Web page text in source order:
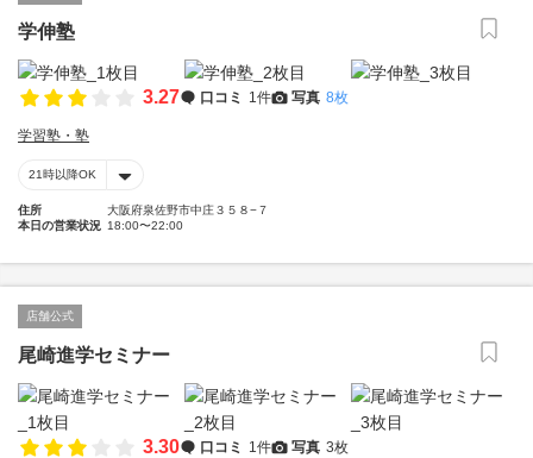
学伸塾
3.27 口コミ 1件 写真 8枚
学習塾・塾
21時以降OK
住所
大阪府泉佐野市中庄３５８−７
本日の営業状況 18:00〜22:00
店舗公式
尾崎進学セミナー
3.30 口コミ 1件 写真 3枚